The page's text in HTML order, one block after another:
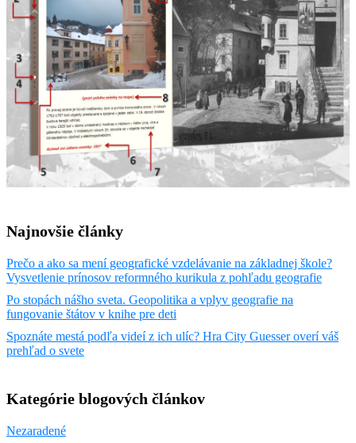
Najnovšie články
Prečo a ako sa mení geografické vzdelávanie na základnej škole?
Vysvetlenie prínosov reformného kurikula z pohľadu geografie
Po stopách nášho sveta. Geopolitika a vplyv geografie na
fungovanie štátov v knihe pre deti
Spoznáte mestá podľa videí z ich ulíc? Hra City Guesser overí váš
prehľad o svete
Kategórie blogových článkov
Nezaradené